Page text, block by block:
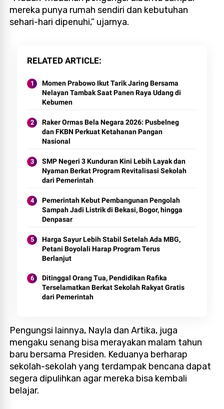
mereka punya rumah sendiri dan kebutuhan
sehari-hari dipenuhi,” ujarnya.
RELATED ARTICLE
Momen Prabowo Ikut Tarik Jaring Bersama
Nelayan Tambak Saat Panen Raya Udang di
Kebumen
Raker Ormas Bela Negara 2026: Pusbelneg
dan FKBN Perkuat Ketahanan Pangan
Nasional
SMP Negeri 3 Kunduran Kini Lebih Layak dan
Nyaman Berkat Program Revitalisasi Sekolah
dari Pemerintah
Pemerintah Kebut Pembangunan Pengolah
Sampah Jadi Listrik di Bekasi, Bogor, hingga
Denpasar
Harga Sayur Lebih Stabil Setelah Ada MBG,
Petani Boyolali Harap Program Terus
Berlanjut
Ditinggal Orang Tua, Pendidikan Rafika
Terselamatkan Berkat Sekolah Rakyat Gratis
dari Pemerintah
Pengungsi lainnya, Nayla dan Artika, juga
mengaku senang bisa merayakan malam tahun
baru bersama Presiden. Keduanya berharap
sekolah-sekolah yang terdampak bencana dapat
segera dipulihkan agar mereka bisa kembali
belajar.